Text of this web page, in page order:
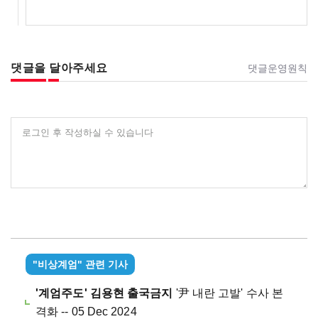
댓글을 달아주세요 댓글운영원칙
로그인 후 작성하실 수 있습니다
"비상계엄" 관련 기사
'계엄주도' 김용현 출국금지 '尹 내란 고발' 수사 본
격화 -- 05 Dec 2024